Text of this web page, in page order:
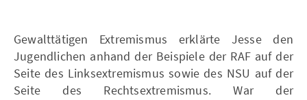
Gewalttätigen Extremismus erklärte Jesse den
Jugendlichen anhand der Beispiele der RAF auf der
Seite des Linksextremismus sowie des NSU auf der
Seite des Rechtsextremismus. War der